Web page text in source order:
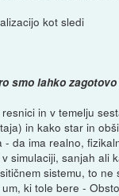
kot sledi
smo lahko
in v temelju
in kako star in
- da ima realno,
simulaciji, sanjah ali
sistemu, to ne
ki tole bere -